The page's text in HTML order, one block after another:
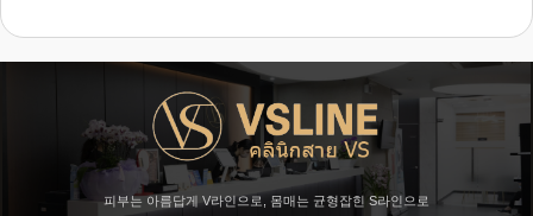
피부는 아름답게 V라인으로, 몸매는 균형잡힌 S라인으로